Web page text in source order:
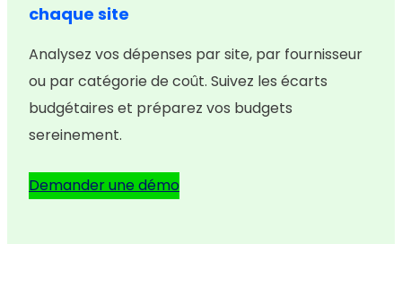
chaque site
Analysez vos dépenses par site, par fournisseur
ou par catégorie de coût. Suivez les écarts
budgétaires et préparez vos budgets
sereinement.
Demander une démo